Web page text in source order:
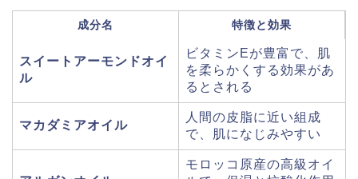
成分名 特徴と効果
スイートアーモンドオイ
ル
ビタミンEが豊富で、肌
を柔らかくする効果があ
るとされる
マカダミアオイル
人間の皮脂に近い組成
で、肌になじみやすい
モロッコ原産の高級オイ